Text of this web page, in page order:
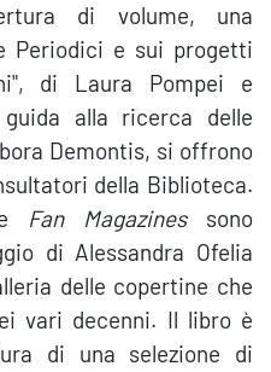
di volume, una
Periodici e sui progetti
di Laura Pompei e
alla ricerca delle
Demontis, si offrono
della Biblioteca.
Fan Magazinessono
di Alessandra Ofelia
delle copertine che
vari decenni. Il libro è
di una selezione di